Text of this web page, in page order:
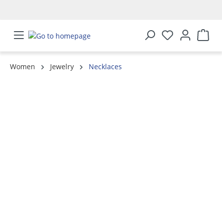
Women Jewelry
Necklaces